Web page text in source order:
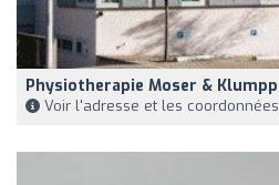
Physiotherapie Moser & Klumpp
Voir l'adresse et les coordonnées